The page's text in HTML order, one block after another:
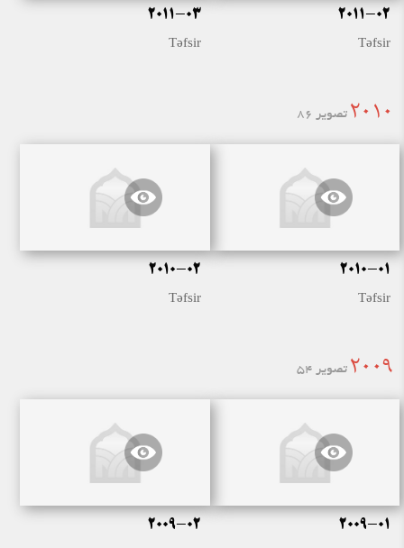
2011-02
Təfsir
2011-03
Təfsir
تصویر 86
2010-01
Təfsir
2010-02
Təfsir
تصویر 54
2009-01
2009-02